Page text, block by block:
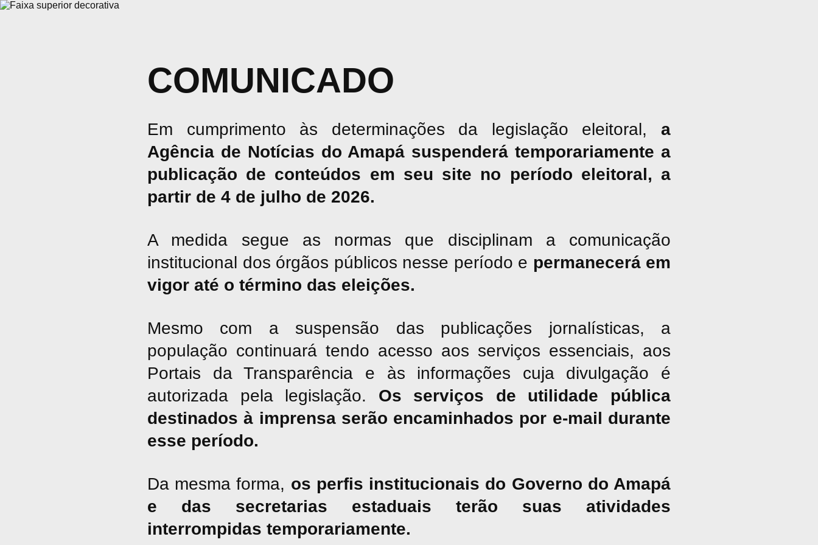
COMUNICADO
Em cumprimento às determinações da legislação eleitoral, a
Agência de Notícias do Amapá suspenderá temporariamente a
publicação de conteúdos em seu site no período eleitoral, a
partir de 4 de julho de 2026.
A medida segue as normas que disciplinam a comunicação
institucional dos órgãos públicos nesse período e permanecerá em
vigor até o término das eleições.
Mesmo com a suspensão das publicações jornalísticas, a
população continuará tendo acesso aos serviços essenciais, aos
Portais da Transparência e às informações cuja divulgação é
autorizada pela legislação. Os serviços de utilidade pública
destinados à imprensa serão encaminhados por e-mail durante
esse período.
Da mesma forma, os perfis institucionais do Governo do Amapá
e das secretarias estaduais terão suas atividades
interrompidas temporariamente.